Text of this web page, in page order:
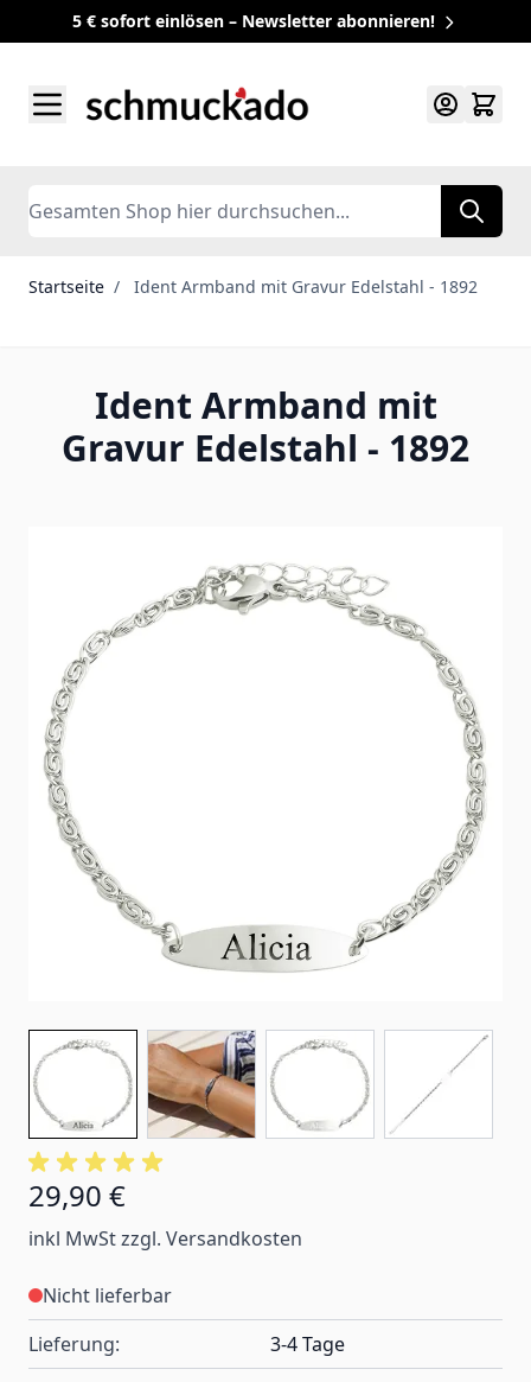
5 € sofort einlösen – Newsletter abonnieren!
Search
Startseite / Ident Armband mit Gravur Edelstahl - 1892
Ident Armband mit
Gravur Edelstahl - 1892
29,90 €
inkl MwSt zzgl. Versandkosten
Nicht lieferbar
Lieferung:
3-4 Tage